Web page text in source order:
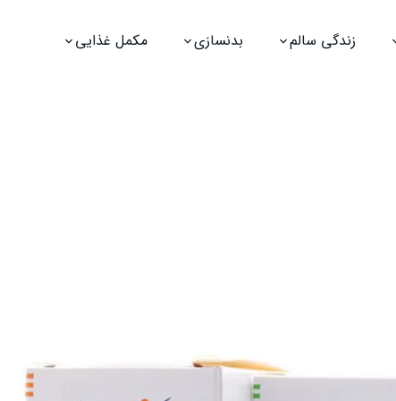
زندگی سالم بدنسازی مکمل غذایی